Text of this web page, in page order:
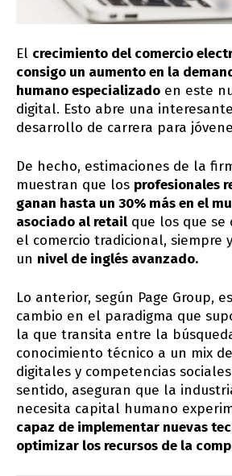
El crecimiento del comercio
consigo un aumento en la
humano especializado en este
digital. Esto abre una
desarrollo de carrera para
De hecho, estimaciones de la
muestran que los profesionales
ganan hasta un 30% más en el
asociado al retail que los que se
el comercio tradicional, siempre
un nivel de inglés avanzado.
Lo anterior, según Page Group,
cambio en el paradigma que
la que transita entre la
conocimiento técnico a un mix
digitales y competencias
sentido, aseguran que la
necesita capital humano
capaz de implementar nuevas
optimizar los recursos de la